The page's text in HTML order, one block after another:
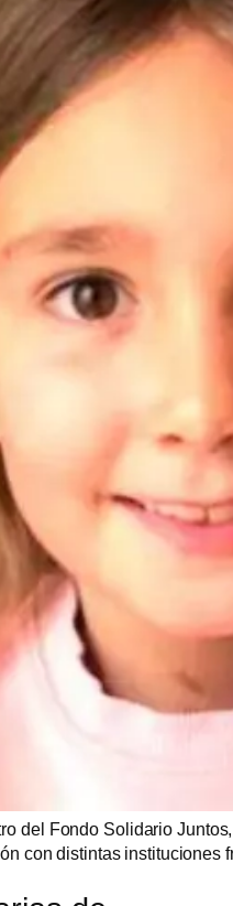
del Fondo Solidario
con distintas instituciones